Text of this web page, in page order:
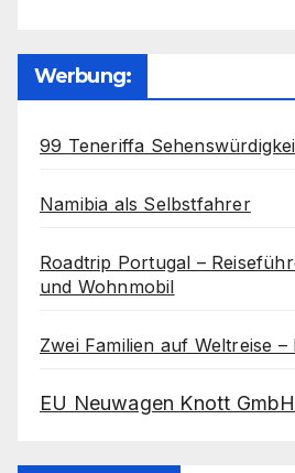
Werbung:
99 Teneriffa
Namibia als Selbstfahrer
Roadtrip Portugal –
und Wohnmobil
Zwei Familien auf Weltreise –
EU Neuwagen Knott GmbH